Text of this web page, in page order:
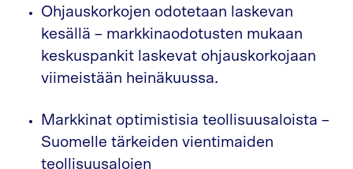
Ohjauskorkojen odotetaan laskevan
kesällä – markkinaodotusten mukaan
keskuspankit laskevat ohjauskorkojaan
viimeistään heinäkuussa.
Markkinat optimistisia teollisuusaloista –
Suomelle tärkeiden vientimaiden
teollisuusalojen